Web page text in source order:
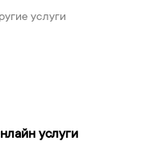
услуги
услуги